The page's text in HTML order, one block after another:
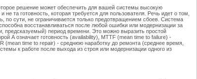
решение может обеспечить для вашей системы высокую
не та готовность, которая требуется для пользователя. Речь идет о том,
по сути, не ограничивается только предотвращением сбоев. Система
восстанавливаться после любой ошибки или модернизации за
предсказуемый) период времени. Это можно выразить простой
А означает готовность (availability), MTTF (mean time to failure) -
(mean time to repair) - среднюю наработку до ремонта (среднее время,
к работе после выхода из строя или модернизации одного из